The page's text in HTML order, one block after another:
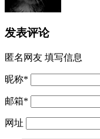
发表评论
匿名网友 填写信息
昵称*
邮箱*
网址